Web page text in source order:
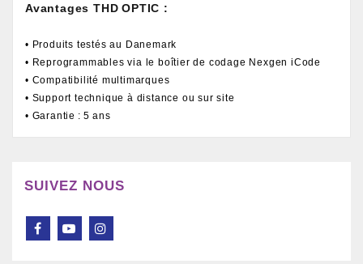
Avantages THD OPTIC :
• Produits testés au Danemark
• Reprogrammables via le boîtier de codage Nexgen iCode
• Compatibilité multimarques
• Support technique à distance ou sur site
• Garantie : 5 ans
SUIVEZ NOUS